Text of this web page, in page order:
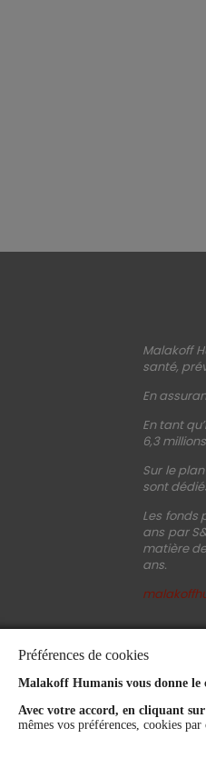
Malakoff
santé,
En
En tant
6,3
Sur le
sont
Les fonds
ans par
matière
ans.
Préférences de cookies
Malakoff Humanis vous donne le
Avec votre accord, en cliquant
mêmes vos préférences, cookies par